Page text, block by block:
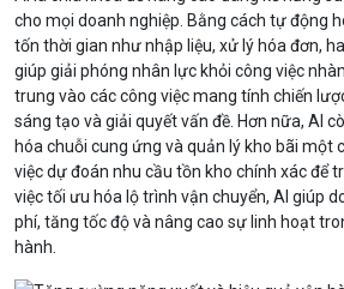
cho mọi doanh nghiệp. Bằng cách tự động
tốn thời gian như nhập liệu, xử lý hóa đơn,
giúp giải phóng nhân lực khỏi công việc
trung vào các công việc mang tính chiến
sáng tạo và giải quyết vấn đề. Hơn nữa, AI
hóa chuỗi cung ứng và quản lý kho bãi một
việc dự đoán nhu cầu tồn kho chính xác để
việc tối ưu hóa lộ trình vận chuyển, AI giúp
phí, tăng tốc độ và nâng cao sự linh hoạt
hành.